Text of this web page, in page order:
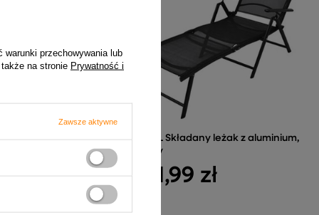
vidaXL Składany leżak z aluminium,
czarny
461,99 zł
warunki przechowywania lub
na stronie Prywatność i
Zawsze aktywne